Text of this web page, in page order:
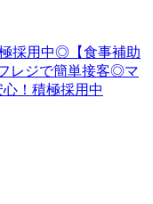
採用中◎【食事補助
レジで簡単接客◎マ
！積極採用中